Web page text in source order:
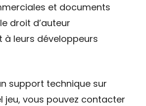
et documents
droit d’auteur
à leurs développeurs
support technique sur
jeu, vous pouvez contacter